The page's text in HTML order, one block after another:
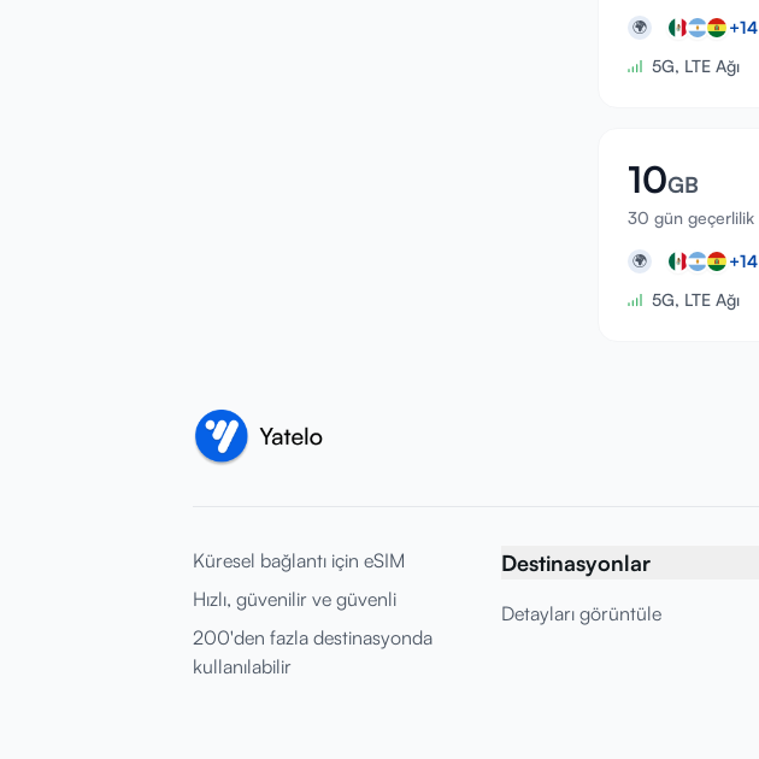
🌍 +14
5G, LTE Ağı
10GB
30 gün geçerlilik
🌍 +14
5G, LTE Ağı
Küresel bağlantı için eSIM
Hızlı, güvenilir ve güvenli
200'den fazla destinasyonda
kullanılabilir
Destinasyonlar
Detayları görüntüle